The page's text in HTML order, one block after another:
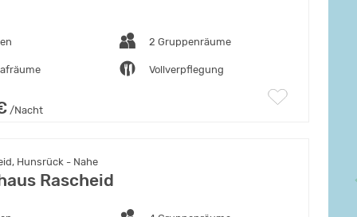
2 Gruppenräume
Vollverpflegung
/Nacht
Hunsrück - Nahe
Rascheid